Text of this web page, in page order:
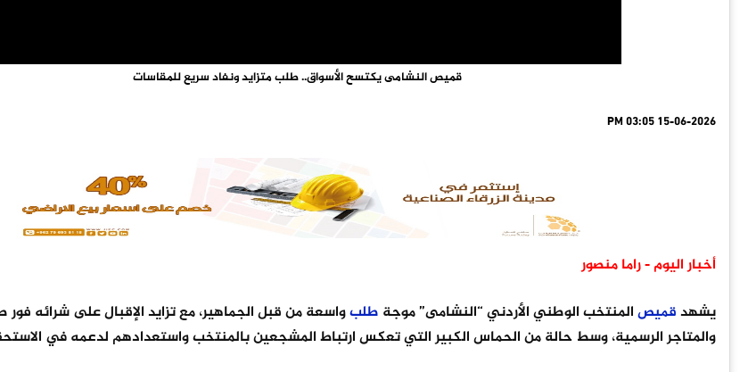
قميص النشامى يكتسح الأسواق.. طلب متزايد ونفاد سريع للمقاسات
15-06-2026 03:05 PM
أخبار اليوم - راما منصور
يشهدقميصالمنتخب الوطني الأردني “النشامى” موجة طلبواسعة من قبل الجماهير، مع تزايد الإقبال على شرائه
والمتاجر الرسمية، وسط حالة من الحماس الكبير التي تعكس ارتباط المشجعين بالمنتخب واستعدادهم لدعمه في